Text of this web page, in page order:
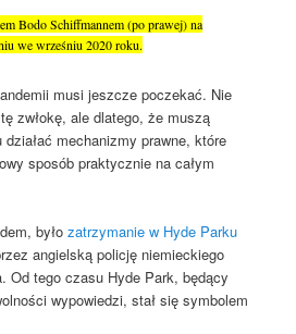
Bodo Schiffmannem (po prawej) na
we wrześniu 2020 roku.
musi jeszcze poczekać. Nie
zwłokę, ale dlatego, że muszą
mechanizmy prawne, które
sposób praktycznie na całym
byłozatrzymanie w Hyde Parku
angielską policję niemieckiego
Od tego czasu Hyde Park, będący
wypowiedzi, stał się symbolem